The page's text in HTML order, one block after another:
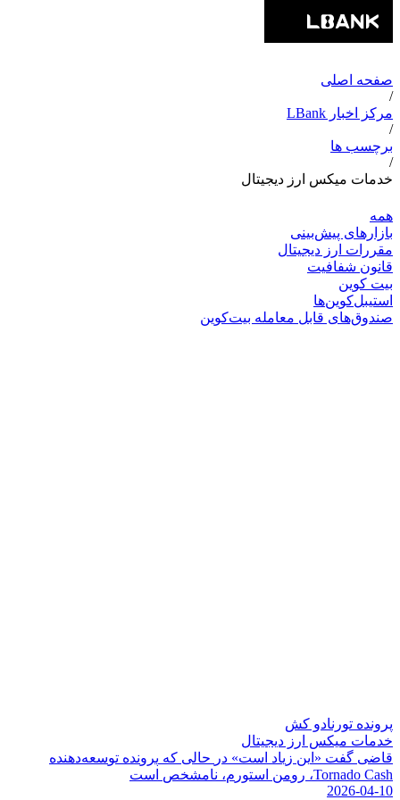
صفحه اصلی
/
مرکز اخبار LBank
/
برچسب ها
/
خدمات میکس ارز دیجیتال
همه
بازارهای پیش‌بینی
مقررات ارز دیجیتال
قانون شفافیت
بیت کوین
استیبل‌کوین‌ها
صندوق‌های قابل معامله بیت‌کوین
پرونده تورنادو کش
خدمات میکس ارز دیجیتال
قاضی گفت « ین ز یاد ست» در حالی که پر ونده توسعهدهنده
Tornado Cash ، ر ومن ستور م، نامشخص ست
2026-04-10